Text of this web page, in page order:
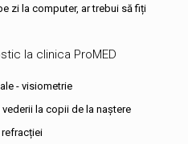
zi la computer, ar trebui să fiți
la clinica ProMED
- visiometrie
la copii de la naștere